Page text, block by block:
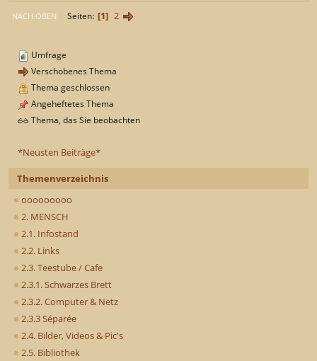
*Neusten Beiträge*
Themenverzeichnis
ooooooooo
2. MENSCH
2.1. Infostand
2.2. Links
2.3. Teestube / Cafe
2.3.1. Schwarzes Brett
2.3.2. Computer & Netz
2.3.3 Séparée
2.4. Bilder, Videos & Pic's
2.5. Bibliothek
NACH OBEN Seiten 1 2
Umfrage
Verschobenes Thema
Thema geschlossen
Angeheftetes Thema
Thema, das Sie beobachten